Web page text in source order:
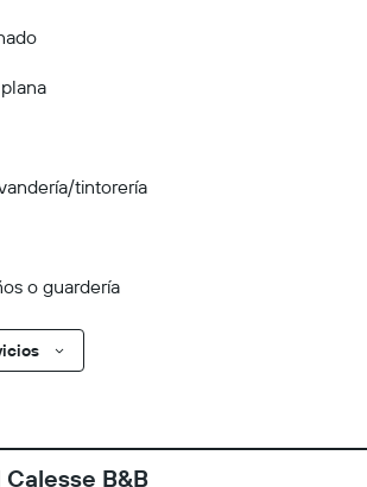
tintorería
o guardería
B&B